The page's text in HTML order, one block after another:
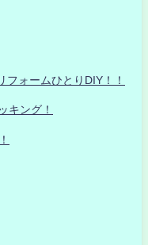
フォームひとりDIY！！
キング！